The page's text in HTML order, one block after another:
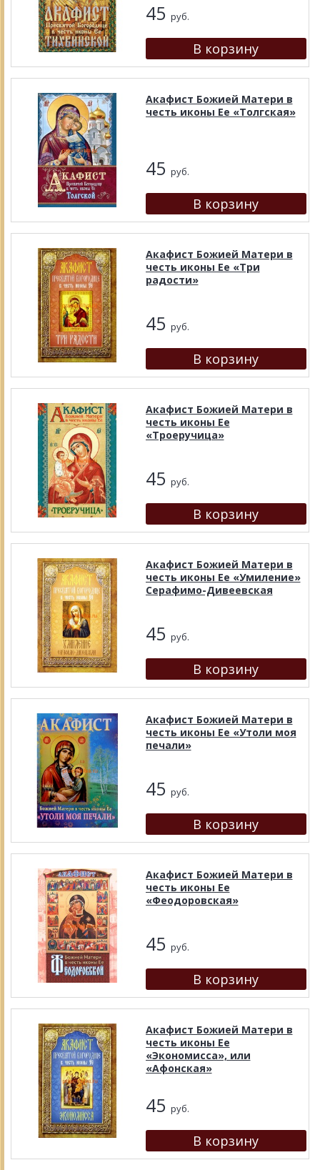
45 руб.
Акафист Божией Матери в
честь иконы Ее «Толгская»
45 руб.
Акафист Божией Матери в
честь иконы Ее «Три
радости»
45 руб.
Акафист Божией Матери в
честь иконы Ее
«Троеручица»
45 руб.
Акафист Божией Матери в
честь иконы Ее «Умиление»
Серафимо-Дивеевская
45 руб.
Акафист Божией Матери в
честь иконы Ее «Утоли моя
печали»
45 руб.
Акафист Божией Матери в
честь иконы Ее
«Феодоровская»
45 руб.
Акафист Божией Матери в
честь иконы Ее
«Экономисса», или
«Афонская»
45 руб.